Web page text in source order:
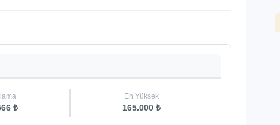
₺
En Yüksek
165.000 ₺